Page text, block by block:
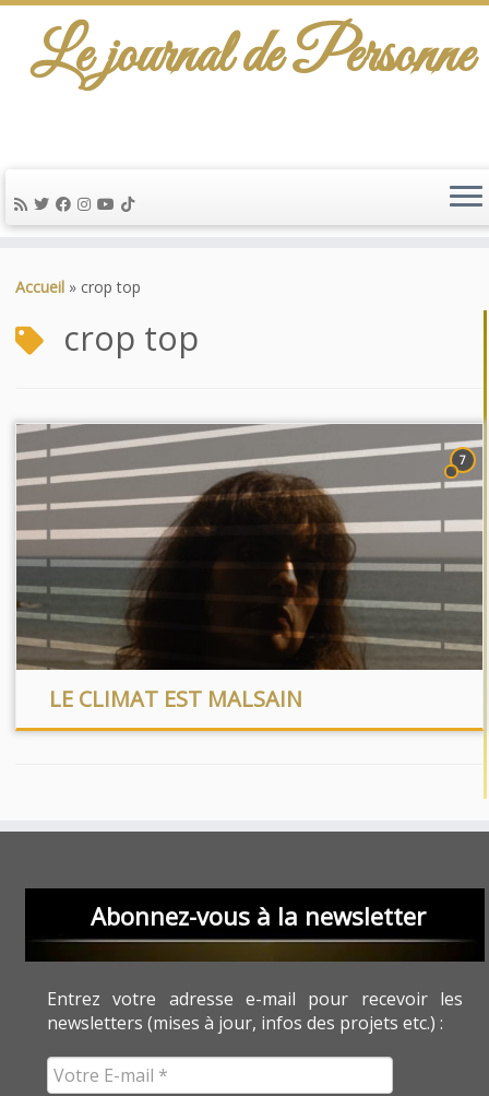
au
Le journal de Personne
Accueil » crop top
crop top
7
LE CLIMAT EST MALSAIN
Abonnez-vous à la newsletter
Entrez votre adresse e-mail pour recevoir les
newsletters (mises à jour, infos des projets etc.) :